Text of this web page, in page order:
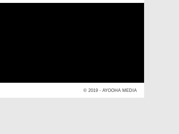
© 2019 - AYOOHA MEDIA